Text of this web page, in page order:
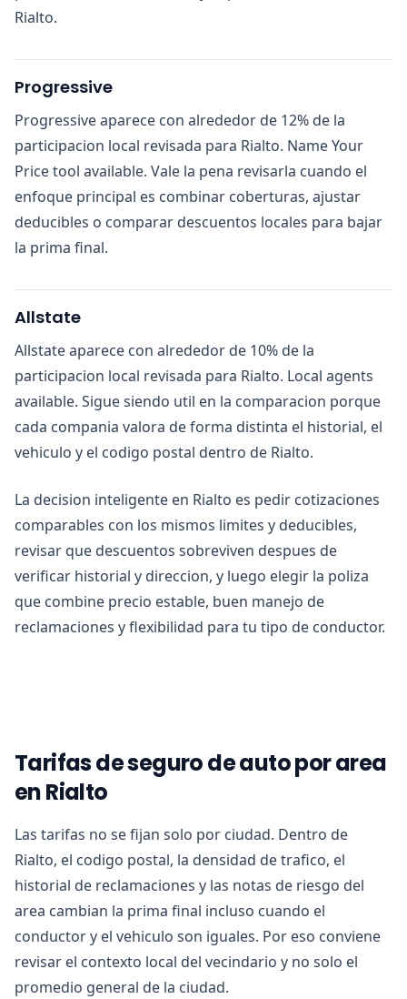
Rialto.
Progressive
Progressive aparece con alrededor de 12% de la
participacion local revisada para Rialto. Name Your
Price tool available. Vale la pena revisarla cuando el
enfoque principal es combinar coberturas, ajustar
deducibles o comparar descuentos locales para bajar
la prima final.
Allstate
Allstate aparece con alrededor de 10% de la
participacion local revisada para Rialto. Local agents
available. Sigue siendo util en la comparacion porque
cada compania valora de forma distinta el historial, el
vehiculo y el codigo postal dentro de Rialto.
La decision inteligente en Rialto es pedir cotizaciones
comparables con los mismos limites y deducibles,
revisar que descuentos sobreviven despues de
verificar historial y direccion, y luego elegir la poliza
que combine precio estable, buen manejo de
reclamaciones y flexibilidad para tu tipo de conductor.
Tarifas de seguro de auto por area
en Rialto
Las tarifas no se fijan solo por ciudad. Dentro de
Rialto, el codigo postal, la densidad de trafico, el
historial de reclamaciones y las notas de riesgo del
area cambian la prima final incluso cuando el
conductor y el vehiculo son iguales. Por eso conviene
revisar el contexto local del vecindario y no solo el
promedio general de la ciudad.